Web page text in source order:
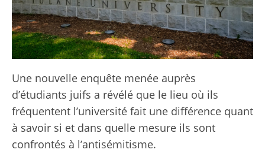
Une nouvelle enquête menée auprès
d’étudiants juifs a révélé que le lieu où ils
fréquentent l’université fait une différence quant
à savoir si et dans quelle mesure ils sont
confrontés à l’antisémitisme.